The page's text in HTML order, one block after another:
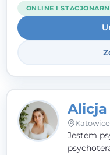
ONLINE I
Katowice
Jestem